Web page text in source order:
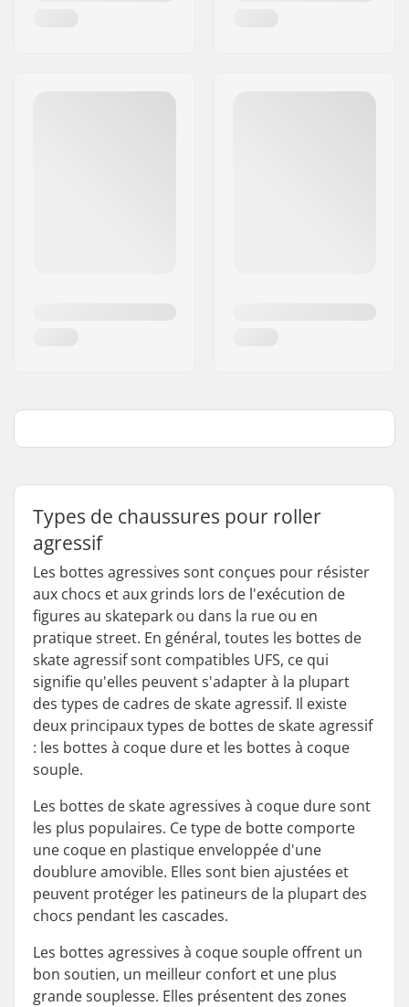
Types de chaussures pour roller
agressif
Les bottes agressives sont conçues pour résister
aux chocs et aux grinds lors de l'exécution de
figures au skatepark ou dans la rue ou en
pratique street. En général, toutes les bottes de
skate agressif sont compatibles UFS, ce qui
signifie qu'elles peuvent s'adapter à la plupart
des types de cadres de skate agressif. Il existe
deux principaux types de bottes de skate agressif
: les bottes à coque dure et les bottes à coque
souple.
Les bottes de skate agressives à coque dure sont
les plus populaires. Ce type de botte comporte
une coque en plastique enveloppée d'une
doublure amovible. Elles sont bien ajustées et
peuvent protéger les patineurs de la plupart des
chocs pendant les cascades.
Les bottes agressives à coque souple offrent un
bon soutien, un meilleur confort et une plus
grande souplesse. Elles présentent des zones